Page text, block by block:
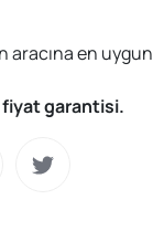
aracına en uygun
garantisi.